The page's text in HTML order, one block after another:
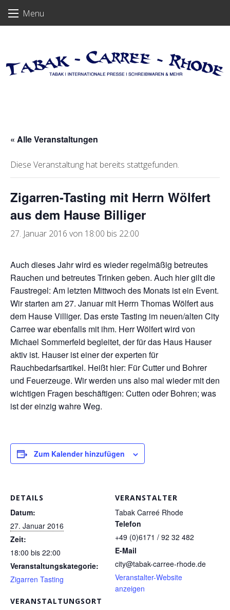
Menu
« Alle Veranstaltungen
Diese Veranstaltung hat bereits stattgefunden.
Zigarren-Tasting mit Herrn Wölfert
aus dem Hause Billiger
27. Januar 2016 von 18:00 bis 22:00
Auch dieses Jahr wird es wieder regelmäßig betreutes
Rauchen und betreutes Trinken geben. Auch hier gilt die
Faustregel: Am letzten Mittwoch des Monats ist ein Event.
Wir starten am 27. Januar mit Herrn Thomas Wölfert aus
dem Hause Villiger. Das erste Tasting im neuen/alten City
Carree war ebenfalls mit ihm. Herr Wölfert wird von
Michael Sommerfeld begleitet, der für das Haus Hauser
aktiv ist. Hauser ist einer der experten für
Rauchbedarfsartikel. Heißt hier: Für Cutter und Bohrer
und Feuerzeuge. Wir werden uns also mal wieder mit den
wichtigen Fragen beschäftigen: Cutten oder Bohren; was
ist der einzig wahre Weg.
Zum Kalender hinzufügen
DETAILS
Datum:
27. Januar 2016
Zeit:
18:00 bis 22:00
Veranstaltungskategorie:
Zigarren Tasting
VERANSTALTUNGSORT
VERANSTALTER
Tabak Carreé Rhode
Telefon
+49 (0)6171 / 92 32 482
E-Mail
city@tabak-carree-rhode.de
Veranstalter-Website
anzeigen